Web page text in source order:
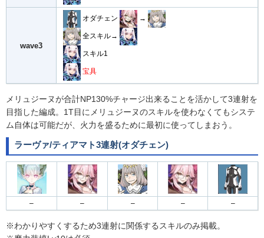
wave3
オダチェン →
全スキル→
スキル1
宝具
メリュジーヌが合計NP130%チャージ出来ることを活かして3連射を
目指した編成。1T目にメリュジーヌのスキルを使わなくてもシステ
ム自体は可能だが、火力を盛るために最初に使ってしまおう。
ラーヴァ/ティアマト3連射(オダチェン)
– – – – –
※わかりやすくするため3連射に関係するスキルのみ掲載。